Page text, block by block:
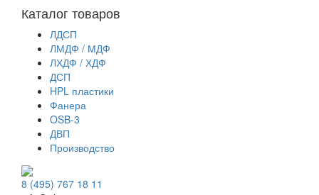
Каталог товаров
ЛДСП
ЛМДФ / МДФ
ЛХДФ / ХДФ
ДСП
HPL пластики
Фанера
OSB-3
ДВП
Производство
8 (495) 767 18 11